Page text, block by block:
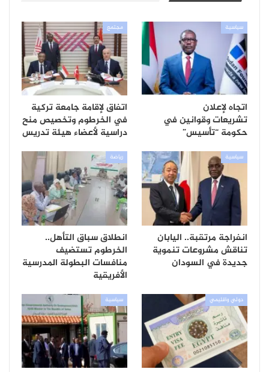
سياسية
اتجاه لإعلان
تشريعات وقوانين في
حكومة “تأسيس”
مجتمع
اتفاق لإقامة جامعة تركية
في الخرطوم وتخصيص منح
دراسية لأعضاء هيئة تدريس
سياسية
انفراجة مرتقبة.. اليابان
تناقش مشروعات تنموية
جديدة في السودان
رياضة
انطلاق سباق التأهل..
الخرطوم تستضيف
منافسات البطولة المدرسية
الأفريقية
دولي واقليمي سياسية